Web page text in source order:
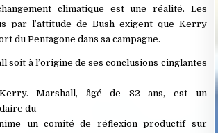
climatique est une réalité. Les
par l’attitude de Bush exigent que Kerry
du Pentagone dans sa campagne.
soit à l’origine de ses conclusions cinglantes
Marshall, âgé de 82 ans, est un
du
un comité de réflexion productif sur